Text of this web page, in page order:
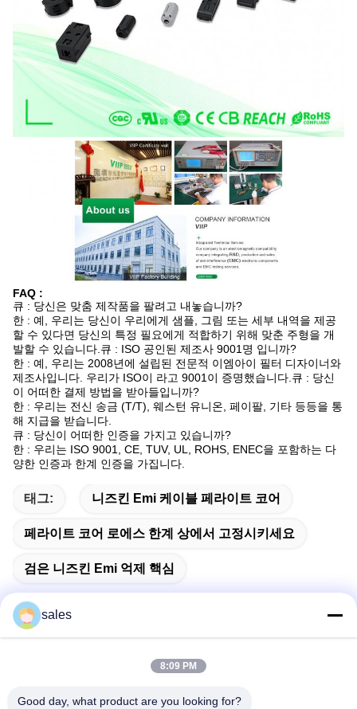
FAQ :
큐 : 당신은 맞춤 제작품을 팔려고 내놓습니까?
한 : 예, 우리는 당신이 우리에게 샘플, 그림 또는 세부 내역을 제공
할 수 있다면 당신의 특정 필요에게 적합하기 위해 맞춘 주형을 개
발할 수 있습니다.큐 : ISO 공인된 제조사 9001명 입니까?
한 : 예, 우리는 2008년에 설립된 전문적 이엠아이 필터 디자이너와
제조사입니다. 우리가 ISO이 라고 9001이 증명했습니다.큐 : 당신
이 어떠한 결제 방법을 받아들입니까?
한 : 우리는 전신 송금 (T/T), 웨스턴 유니온, 페이팔, 기타 등등을 통
해 지급을 받습니다.
큐 : 당신이 어떠한 인증을 가지고 있습니까?
한 : 우리는 ISO 9001, CE, TUV, UL, ROHS, ENEC을 포함하는 다
양한 인증과 한계 인증을 가집니다.
태그: 니즈킨 Emi 케이블 페라이트 코어
페라이트 코어 로에스 한계 상에서 고정시키세요
검은 니즈킨 Emi 억제 핵심
주소
sales
8:09 PM
Good day, what product are you looking for?